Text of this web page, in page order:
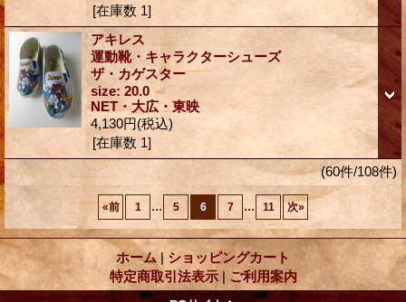
[在庫数 1]
アキレス
運動靴・キャラクターシューズ
ザ・カゲスター
size: 20.0
NET・大広・東映
4,130円(税込)
[在庫数 1]
(60件/108件)
«前 1 ... 5 6 7 ... 11 次»
ホーム | ショッピングカート
特定商取引法表示 | ご利用案内